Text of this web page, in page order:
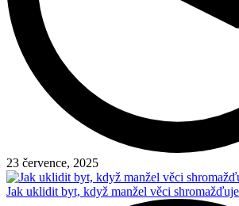
23 července, 2025
Jak uklidit byt, když manžel věci